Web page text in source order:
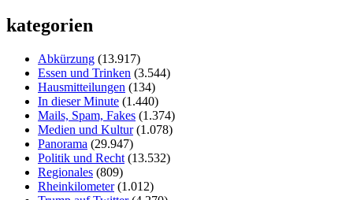
kategorien
Abkürzung (13.917)
Essen und Trinken (3.544)
Hausmitteilungen (134)
In dieser Minute (1.440)
Mails, Spam, Fakes (1.374)
Medien und Kultur(1.078)
Panorama (29.947)
Politik und Recht (13.532)
Regionales (809)
Rheinkilometer(1.012)